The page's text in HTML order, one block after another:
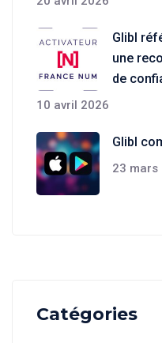
Glibl
une
de
10 avril 2026
Glibl
23 mars
Catégories